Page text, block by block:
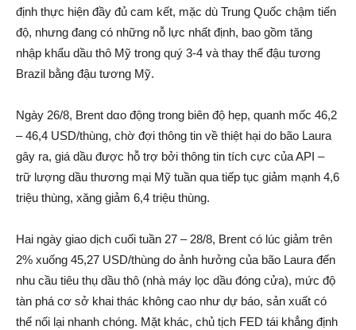
định thực hiện đầy đủ cam kết, mặc dù Trung Quốc chậm tiến
độ, nhưng đang có những nỗ lực nhất định, bao gồm tăng
nhập khẩu dầu thô Mỹ trong quý 3-4 và thay thế đậu tương
Brazil bằng đậu tương Mỹ.
Ngày 26/8, Brent dα‌o động trong biên độ hẹp, quanh mốc 46,2
– 46,4 USD/thùng, chờ đợi thông tin về thiệt hại do bão Laura
gây ra, giá dầu được hỗ trợ bởi thông tin tích cực của API –
trữ lượng dầu thương mại Mỹ tuần qua tiếp tục giảm mạnh 4,6
triệu thùng, xăng giảm 6,4 triệu thùng.
Hai ngày giao dịc‌h cuối tuần 27 – 28/8, Brent có lúc giảm trên
2% xuống 45,27 USD/thùng do ảnh hưởng của bão Laura đến
nhu cầu tiêu thụ dầu thô (nhà máy lọc dầu đóng cửa), mức độ
tàn phá cơ sở khai thác không cao như dự báo, sản xuất có
thể nối lại nhanh chóng. Mặt khác, chủ tịch FED tái khẳng định